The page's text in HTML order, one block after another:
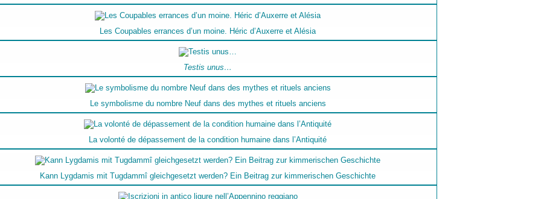
Les Coupables errances d’un moine. Héric d’Auxerre et Alésia
Testis unus…
Le symbolisme du nombre Neuf dans des mythes et rituels anciens
La volonté de dépassement de la condition humaine dans l’Antiquité
Kann Lygdamis mit Tugdammî gleichgesetzt werden? Ein Beitrag zur kimmerischen Geschichte